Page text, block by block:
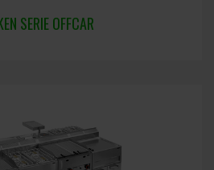
SERIE OFFCAR